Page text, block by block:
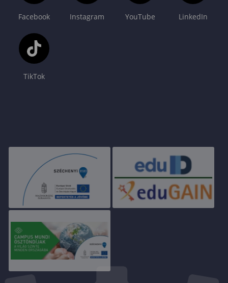
Facebook Instagram YouTube LinkedIn
TikTok